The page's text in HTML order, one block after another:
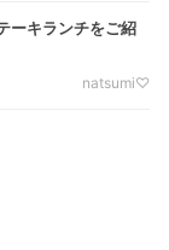
ーキランチをご紹
natsumi♡